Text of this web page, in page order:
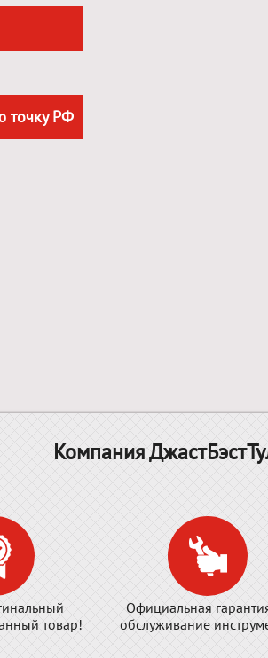
точку РФ
Компания
товар!
Официальная
обслуживание